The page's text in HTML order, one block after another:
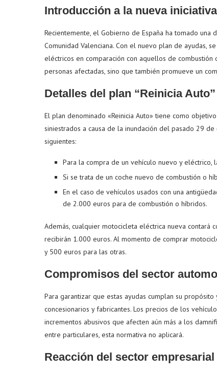
Introducción a la nueva
Recientemente, el Gobierno de España ha tomado
Comunidad Valenciana. Con el nuevo plan de
eléctricos en comparación con aquellos de
personas afectadas, sino que también promueve un
Detalles del plan “Reinicia Auto”
El plan denominado «Reinicia Auto» tiene como
siniestrados a causa de la inundación del pasado 29
siguientes:
Para la compra de un vehículo nuevo y eléctrico,
Si se trata de un coche nuevo de combustión o
En el caso de vehículos usados con una
de 2.000 euros para de combustión o híbridos.
Además, cualquier motocicleta eléctrica nueva contará
recibirán 1.000 euros. Al momento de comprar
y 500 euros para las otras.
Compromisos del sector
Para garantizar que estas ayudas cumplan su
concesionarios y fabricantes. Los precios de los
incrementos abusivos que afecten aún más a los
entre particulares, esta normativa no aplicará.
Reacción del sector empresarial